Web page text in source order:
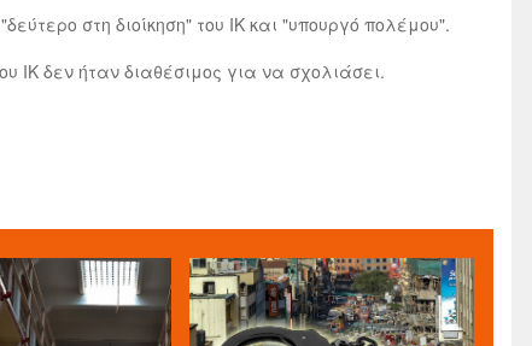
στη διοίκηση" του ΙΚ και "υπουργό πολέμου".
ΙΚ δεν ήταν διαθέσιμος για να σχολιάσει.